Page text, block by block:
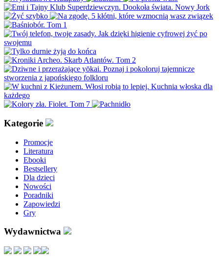
Kategorie
Promocje
Literatura
Ebooki
Bestsellery
Dla dzieci
Nowości
Poradniki
Zapowiedzi
Gry
Wydawnictwa